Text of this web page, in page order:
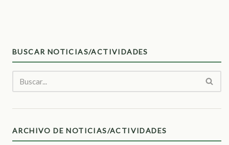
BUSCAR NOTICIAS/ACTIVIDADES
ARCHIVO DE NOTICIAS/ACTIVIDADES